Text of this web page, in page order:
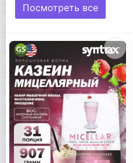
Посмотреть все